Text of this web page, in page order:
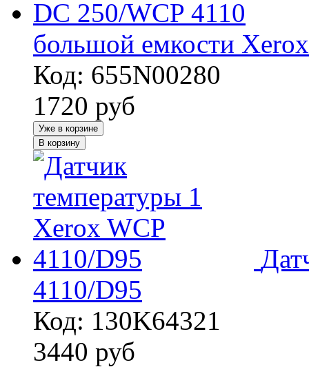
большой емкости
Код: 655N00280
1720 руб
Уже в корзине
В корзину
4110/D95
Код: 130K64321
3440 руб